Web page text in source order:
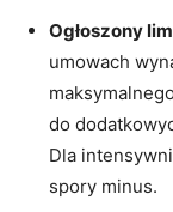
Ogłoszony
umowach
do‌
Dla
spory minus.